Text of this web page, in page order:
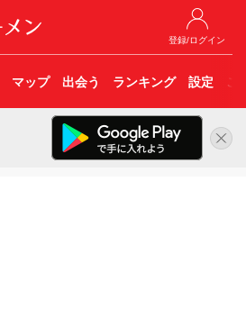
登録/ログイン
マップ 出会う ランキング 設定 こ